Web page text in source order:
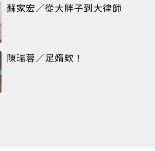
蘇家宏／從大胖子到大律師
陳瑞蓉／足媠欸！